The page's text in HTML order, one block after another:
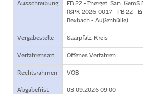
Ausschreibung
FB 22 - Energet. San.
(SPK-2026-0017 - FB 22 -
Bexbach - Außenhülle)
Vergabestelle Saarpfalz-Kreis
Verfahrensart Offenes Verfahren
Rechtsrahmen VOB
Abgabefrist 03.09.2026 09:00